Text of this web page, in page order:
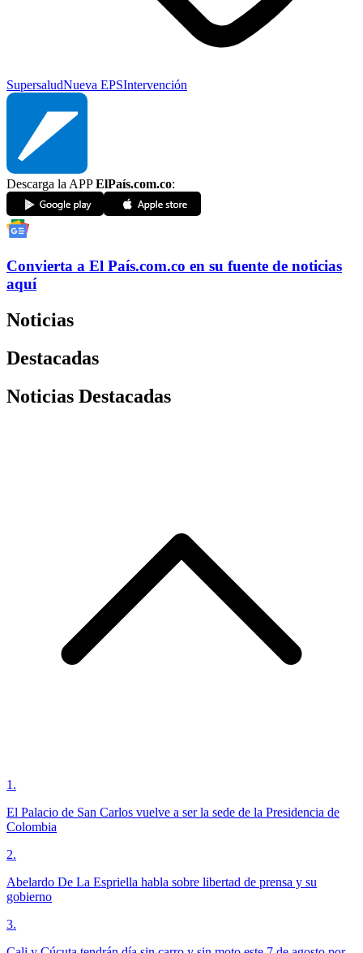
SupersaludNueva EPSIntervención
Descarga la APPElPaís.com.co:
Convierta a El País.com.co en su fuente de noticias
aquí
Noticias
Destacadas
Noticias Destacadas
1 .
El Palacio de San Carlos vuelve a ser la sede de la Presidencia de
Colombia
2.
Abelardo De La Espriella habla sobre libertad de prensa y su
gobierno
3.